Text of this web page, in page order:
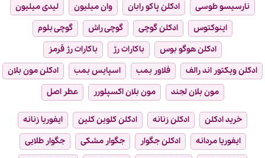
نارسیسو طوسی
ادکلن پاکو رابان وان میلیون
لیدی میلیون
اینوکتوس
ادکلن گوچی گوچی راش
گوچی بلوم
ادکلن هوگو بوس
باکارات رژ
باکارات رژ قرمز
ادکلن ویکتور اند رالف
فلاور بمب اسپایس بمب
ادکلن مون بلان
مون بلان لجند
مون بلان اکسپلورر عطر اصل
خرید ادکلن ادکلن زنانه ادکلن کلوین کلین
ایفوریا زنانه
ایفوریا مردانه
ادکلن جگوار جگوار مشکی
جگوار طلایی